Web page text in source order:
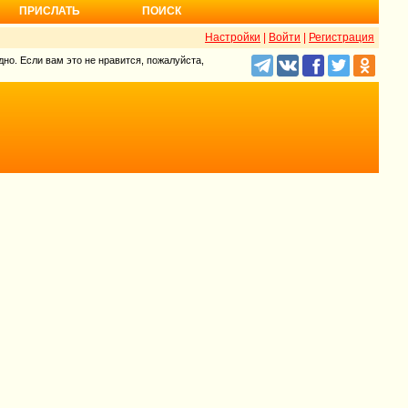
ПРИСЛАТЬ ПОИСК
Настройки Войти Регистрация
Если вам это не нравится, пожалуйста,